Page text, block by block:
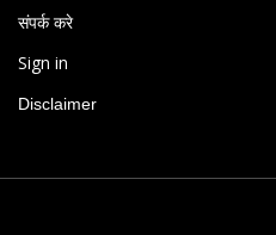
संपर्क करे
Sign in
Disclaimer